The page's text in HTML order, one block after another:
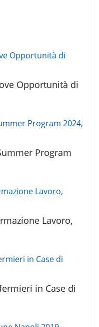
Opportunità di
Program
Lavoro,
in Case di